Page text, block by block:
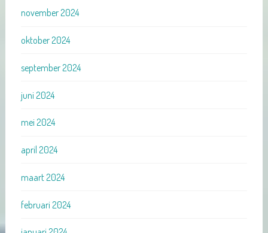
november 2024
oktober 2024
september 2024
juni 2024
mei 2024
april 2024
maart 2024
februari 2024